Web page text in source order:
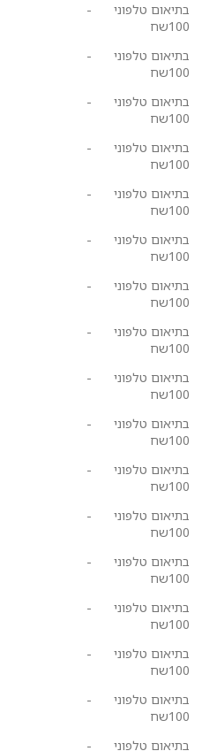
בתיאום טלפוני
100שח
-
בתיאום טלפוני
100שח
-
בתיאום טלפוני
100שח
-
בתיאום טלפוני
100שח
-
בתיאום טלפוני
100שח
-
בתיאום טלפוני
100שח
-
בתיאום טלפוני
100שח
-
בתיאום טלפוני
100שח
-
בתיאום טלפוני
100שח
-
בתיאום טלפוני
100שח
-
בתיאום טלפוני
100שח
-
בתיאום טלפוני
100שח
-
בתיאום טלפוני
100שח
-
בתיאום טלפוני
100שח
-
בתיאום טלפוני
100שח
-
בתיאום טלפוני
100שח
-
בתיאום טלפוני -